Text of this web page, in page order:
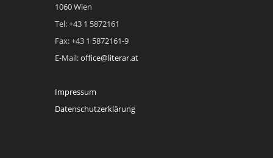
1060 Wien
Tel: +43 1 5872161
Fax: +43 1 5872161-9
E-Mail:office@literar.at
Impressum
Datenschutzerklärung